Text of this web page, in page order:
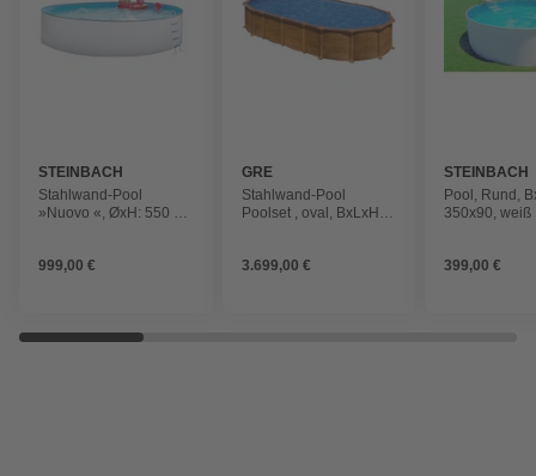
STEINBACH
Stahlwand-Pool
»Nuovo «, ØxH: 550 x
999,00 €
GRE
Stahlwand-Pool
Poolset , oval, BxLxH:
3.699,00 €
STEINBACH
Pool, Rund,
350x90, weiß
399,00 €